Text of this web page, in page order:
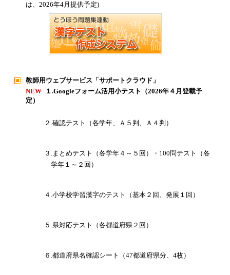
は、2026年4月提供予定)
教師用ウェブサービス「サポートクラウド」
NEW
１.Googleフォーム活用小テスト（2026年４月登載予
定）
２.確認テスト（各学年、Ａ５判、Ａ４判）
３.まとめテスト（各学年４～５回）・100問テスト（各
学年１～２回）
４.小学校学習漢字のテスト（基本２回、発展１回）
５.県対応テスト（各都道府県２回）
６.都道府県名確認シート（47都道府県分、4枚）